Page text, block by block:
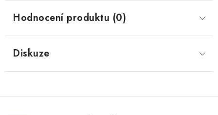
Hodnocení produktu (0)
Diskuze